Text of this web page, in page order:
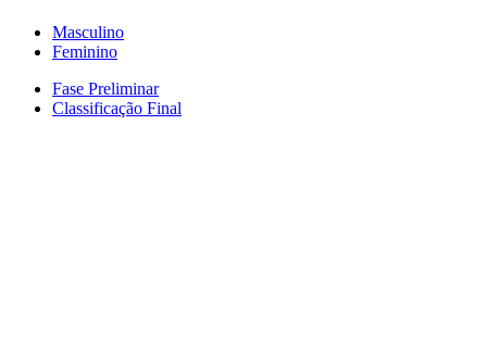
Masculino
Feminino
Fase Preliminar
Classificação Final